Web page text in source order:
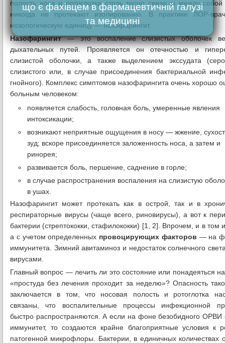
полость носа и ротоглотка столь тесно связаны между
никогда не протекают изолированно. В практике ЛОР-
нозологическую единицу — назофарингит.
Назофарингит— это воспаление слизистых оболочек
дыхательных путей. Проявляется он отечностью и
слизистой оболочки, а также выделением экссудата
слизистого или, в случае присоединения бактериальной
гнойного). Комплекс симптомов назофарингита очень хорошо
больным человеком:
появляется слабость, головная боль, умеренные явления
интоксикации;
возникают неприятные ощущения в носу — жжение,
зуд; вскоре присоединяется заложенность носа, а затем и
ринорея;
развивается боль, першение, саднение в горле;
в случае распространения воспаления на слизистую
в ушах.
Назофарингит может протекать как в острой, так и в
респираторные вирусы (чаще всего, риновирусы), а вот к
бактерии (стрептококки, стафилококки) [1, 2]. Впрочем, и в том
а с учетом определенных провоцирующих факторов — на
иммунитета. Зимний авитаминоз и недостаток солнечного
вирусами.
Главный вопрос — лечить ли это состояние или понадеяться на
«простуда без лечения проходит за неделю»? Опасность
заключается в том, что носовая полость и ротоглотка
связаны, что воспалительные процессы инфекционной
быстро распространяются. А если на фоне безобидного
иммунитет, то создаются крайне благоприятные условия к
патогенной микрофлоры. Бактерии, в единичных
що є фахівцем в фармацевтичній галузі
та медицині